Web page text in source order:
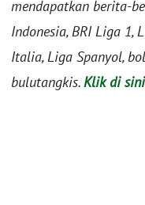
mendapatkan berita-
Indonesia, BRI Liga 1,
Italia, Liga Spanyol,
bulutangkis.Klik di